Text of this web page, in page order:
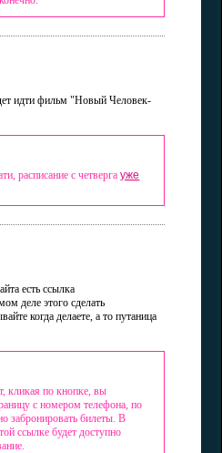
идти фильм "Новый Человек-
расписание с четвергауже
есть ссылка
деле этого сделать
когда делаете, а то путаница
кликая по кнопке, вы
с номером телефона, по
забронировать билеты. В
ссылке будет доступно